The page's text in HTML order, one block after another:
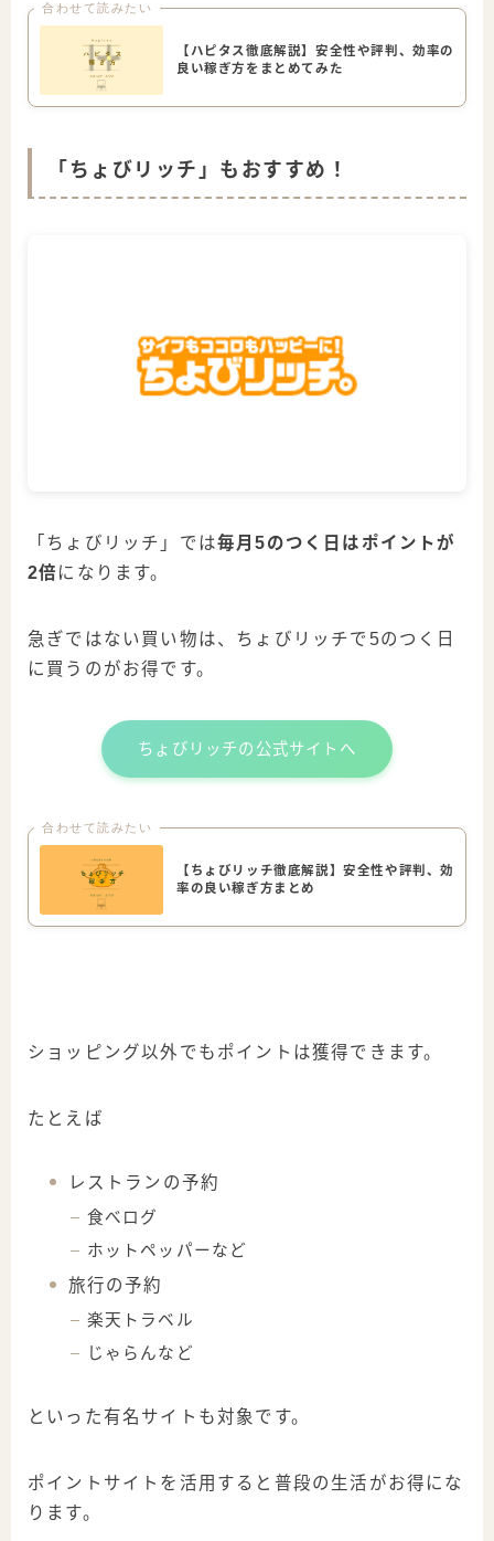
合わせて読みたい
【ハピタス徹底解説】安全性や評判、効率の
良い稼ぎ方をまとめてみた
「ちょびリッチ」もおすすめ！
「ちょびリッチ」では毎月5のつく日はポイントが
2倍 になります。
急ぎではない買い物は、ちょびリッチで5のつく日
に買うのがお得です。
ちょびリッチの公式サイトへ
合わせて読みたい
【ちょびリッチ徹底解説】安全性や評判、効
率の良い稼ぎ方まとめ
ショッピング以外でもポイントは獲得できます。
たとえば
レストランの予約
食べログ
ホットペッパーなど
旅行の予約
楽天トラベル
じゃらんなど
といった有名サイトも対象です。
ポイントサイトを活用すると普段の生活がお得にな
ります。